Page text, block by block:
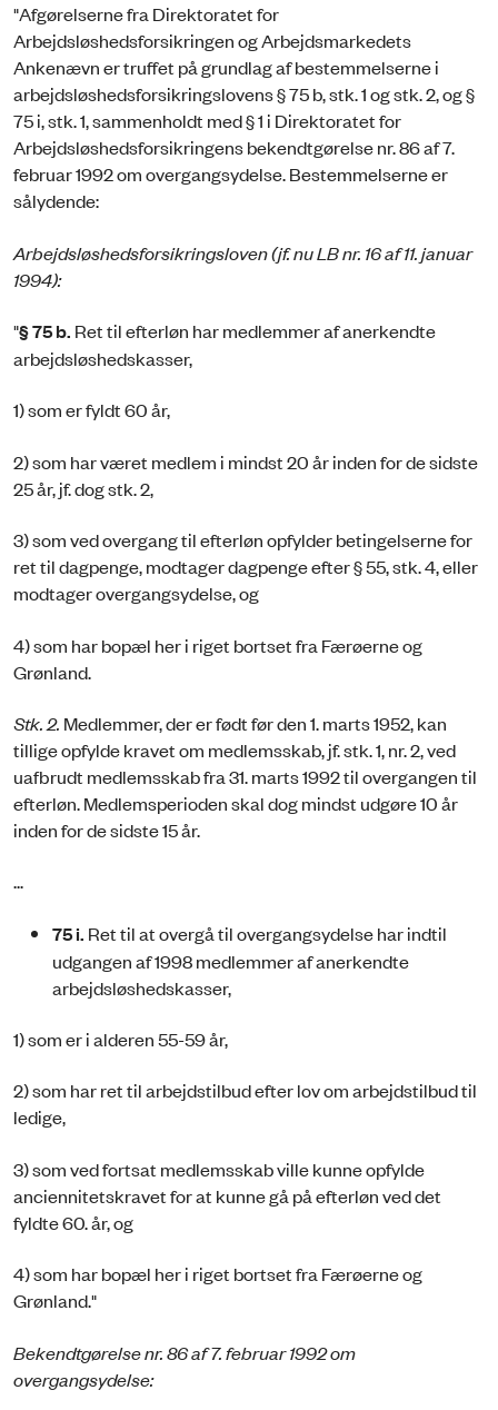
"Afgørelserne fra Direktoratet for
Arbejdsløshedsforsikringen og Arbejdsmarkedets
Ankenævn er truffet på grundlag af bestemmelserne i
arbejdsløshedsforsikringslovens § 75 b, stk. 1 og stk. 2, og §
75 i, stk. 1, sammenholdt med § 1 i Direktoratet for
Arbejdsløshedsforsikringens bekendtgørelse nr. 86 af 7.
februar 1992 om overgangsydelse. Bestemmelserne er
sålydende:
Arbejdsløshedsforsikringsloven (jf. nu LB nr. 16 af 11. januar
1994):
"§ 75 b. Ret til efterløn har medlemmer af anerkendte
arbejdsløshedskasser,
1) som er fyldt 60 år,
2) som har været medlem i mindst 20 år inden for de sidste
25 år, jf. dog stk. 2,
3) som ved overgang til efterløn opfylder betingelserne for
ret til dagpenge, modtager dagpenge efter § 55, stk. 4, eller
modtager overgangsydelse, og
4) som har bopæl her i riget bortset fra Færøerne og
Grønland.
Stk. 2. Medlemmer, der er født før den 1. marts 1952, kan
tillige opfylde kravet om medlemsskab, jf. stk. 1, nr. 2, ved
uafbrudt medlemsskab fra 31. marts 1992 til overgangen til
efterløn. Medlemsperioden skal dog mindst udgøre 10 år
inden for de sidste 15 år.
...
75 i. Ret til at overgå til overgangsydelse har indtil
udgangen af 1998 medlemmer af anerkendte
arbejdsløshedskasser,
1) som er i alderen 55-59 år,
2) som har ret til arbejdstilbud efter lov om arbejdstilbud til
ledige,
3) som ved fortsat medlemsskab ville kunne opfylde
anciennitetskravet for at kunne gå på efterløn ved det
fyldte 60. år, og
4) som har bopæl her i riget bortset fra Færøerne og
Grønland."
Bekendtgørelse nr. 86 af 7. februar 1992 om
overgangsydelse: